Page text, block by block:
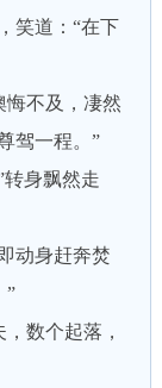
笑道：“在下
不及，凄然
驾一程。”
身飘然走
动身赶奔焚
”
数个起落，